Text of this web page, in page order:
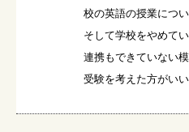
校の英語の授業につ
そして学校をやめて
連携もできていない
受験を考えた方がいい